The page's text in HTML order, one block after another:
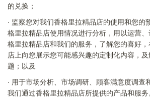
的兑换；
· 监察您对我们香格里拉精品店的使用和您的
格里拉精品店使用情况进行分析，用以运营
格里拉精品店和我们的服务，了解您的喜好
店上向您展示您可能感兴趣的定制化内容，
题；以及
· 用于市场分析、市场调研、顾客满意度调查
我们通过香格里拉精品店所提供的产品和服务